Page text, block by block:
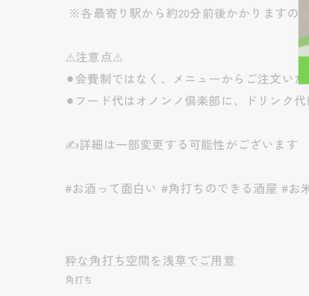
※各最寄り駅から約20分前後かかりますの
⚠️注意点⚠️
⚫︎会費制ではなく、メニューからご注文い
⚫︎フード代はオノンノ倶楽部に、ドリンク
✍️詳細は一部変更する可能性がございます
#お酒って面白い #角打ちのできる酒屋 #お
粋な角打ち空間を浅草でご用意
角打ち